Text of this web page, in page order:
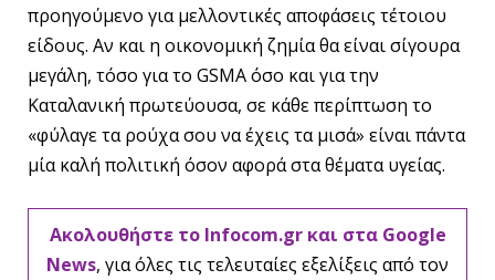
προηγούμενο για μελλοντικές αποφάσεις τέτοιου
είδους. Αν και η οικονομική ζημία θα είναι σίγουρα
μεγάλη, τόσο για το GSMA όσο και για την
Καταλανική πρωτεύουσα, σε κάθε περίπτωση το
«φύλαγε τα ρούχα σου να έχεις τα μισά» είναι πάντα
μία καλή πολιτική όσον αφορά στα θέματα υγείας.
Ακολουθήστε το Infocom.gr και στα Google
News, για όλες τις τελευταίες εξελίξεις από τον